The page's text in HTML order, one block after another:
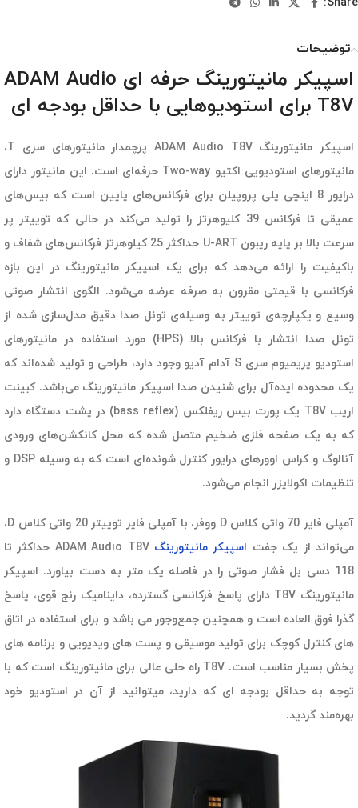
Share:
توضیحات
اسپیکر مانیتورینگ حرفه ای ADAM Audio
T8V برای استودیوهایی با حداقل بودجه ای
اسپیکر مانیتورینگ ADAM Audio T8V پرچمدار مانیتورهای سری T،
مانیتورهای استودیویی اکتیو Two-way حرفه‌ای است. این مانیتور دارای
درایور 8 اینچی پلی پروپیلن برای فرکانس‌های پایین است که بیس‌های
عمیقی تا فرکانس 39 کلیوهرتز را تولید می‌کند در حالی که توییتر پر
سرعت بالا بر پایه ریبون U-ART حداکثر 25 کیلوهرتز فرکانس‌های شفاف و
باکیفیت را ارائه می‌دهد که برای یک اسپیکر مانیتورینگ در این بازه
فرکانسی با قیمتی مقرون به صرفه عرضه می‌شود. الگوی انتشار صوتی
وسیع و یکپارچه‌ی توییتر به وسیله‌ی تونل صدا دقیق مدل‌سازی شده از
تونل صدا انتشار با فرکانس بالا (HPS) مورد استفاده در مانیتورهای
استودیو پریمیوم سری S آدام آدیو وجود دارد، طراحی و تولید شده‌اند که
یک محدوده ایده‌آل برای شنیدن صدا اسپیکر مانیتورینگ می‌باشد. کبینت
اریب T8V یک پورت بیس ریفلکس (bass reflex) در پشت دستگاه دارد
که به یک صفحه فلزی ضخیم متصل شده که محل کانکشن‌های ورودی
آنالوگ و کراس اوورهای درایور کنترل شونده‌ای است که به وسیله DSP و
تنظیمات اکولایزر انجام می‌شود.
آمپلی فایر 70 واتی کلاس D ووفر، با آمپلی فایر توییتر 20 واتی کلاس D،
می‌تواند از یک جفت اسپیکر مانیتورینگ
ADAM Audio T8V حداکثر تا
118 دسی بل فشار صوتی را در فاصله یک متر به دست بیاورد. اسپیکر
مانیتورینگ T8V دارای پاسخ فرکانسی گسترده، داینامیک رنج قوی، پاسخ
گذرا فوق العاده است و همچنین جمع‌وجور می باشد و برای استفاده در اتاق
های کنترل کوچک برای تولید موسیقی و پست های ویدیویی و برنامه های
پخش بسیار مناسب است. T8V راه حلی عالی برای مانیتورینگ است که با
توجه به حداقل بودجه ای که دارید، میتوانید از آن در استودیو خود
بهره‌مند گردید.